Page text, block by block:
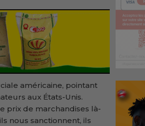
américaine, pointant
aux États-Unis.
prix de marchandises là-
nous sanctionnent, ils